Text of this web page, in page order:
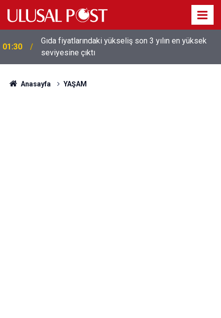
01:26
Galatasaray'dan sekiz kişi hakkında savcılığa suç
duyurusu
Anasayfa YAŞAM